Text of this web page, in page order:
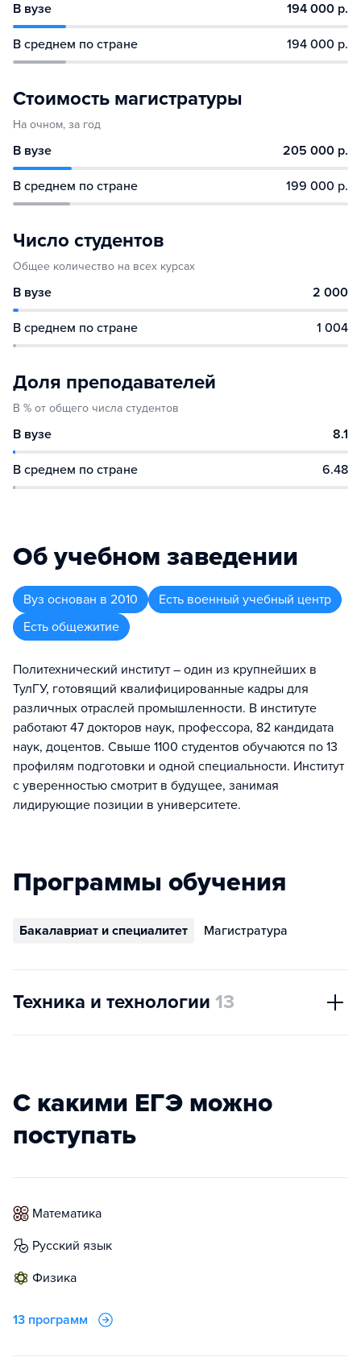
В вузе 194 000 р.
В среднем по стране 194 000 р.
Стоимость магистратуры
На очном, за год
В вузе 205 000 р.
В среднем по стране 199 000 р.
Число студентов
Общее количество на всех курсах
В вузе 2 000
В среднем по стране 1 004
Доля преподавателей
В % от общего числа студентов
В вузе 8.1
В среднем по стране 6.48
Об учебном заведении
Вуз основан в 2010
Есть военный учебный центр
Есть общежитие
Политехнический институт – один из крупнейших в
ТулГУ, готовящий квалифицированные кадры для
различных отраслей промышленности. В институте
работают 47 докторов наук, профессора, 82 кандидата
наук, доцентов. Свыше 1100 студентов обучаются по 13
профилям подготовки и одной специальности. Институт
с уверенностью смотрит в будущее, занимая
лидирующие позиции в университете.
Программы обучения
Бакалавриат и специалитет Магистратура
Техника и технологии 13
С какими ЕГЭ можно
поступать
математика
русский язык
физика
13 программ